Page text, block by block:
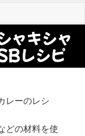
ャキシャ
レシピ
レーのレシ
どの材料を使